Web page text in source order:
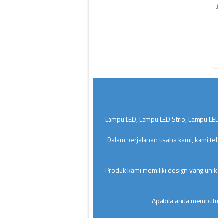
Lampu LED, Lampu LED Strip, Lampu
Dalam perjalanan usaha kami, kami
Produk kami memiliki design yang
Apabila anda